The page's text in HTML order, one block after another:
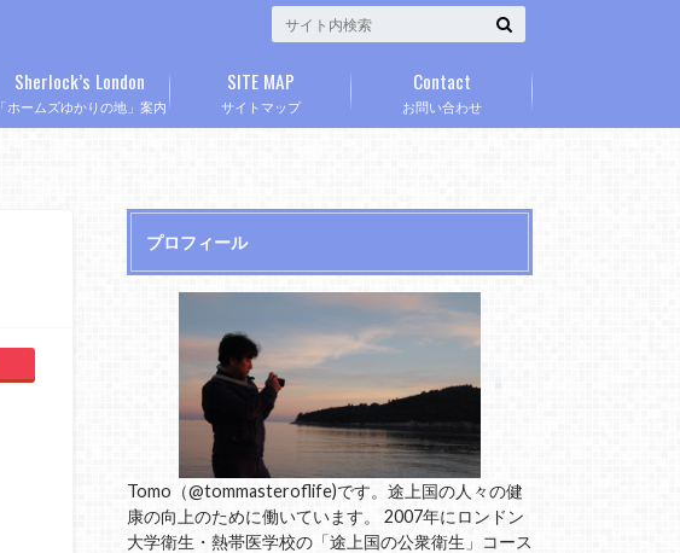
「ホームズゆかりの地」案内
Sherlock’s London
サイトマップ
SITE MAP
お問い合わせ
Contact
プロフィール
Tomo（@tommasteroflife)です。途上国の人々の健
康の向上のために働いています。 2007年にロンドン
大学衛生・熱帯医学校の「途上国の公衆衛生」コース